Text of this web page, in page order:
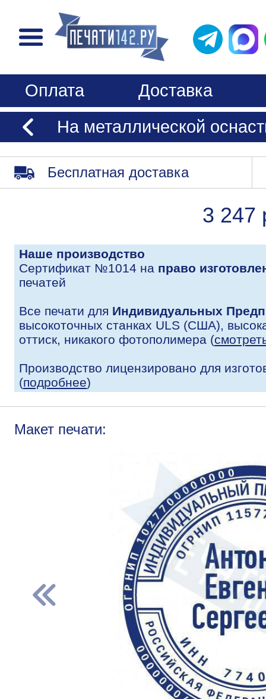
Оплата
Доставка
На металлической
Бесплатная доставка
3 247
Наше производство
Сертификат №1014 на право
печатей
Все печати для Индивидуальных
высокоточных станках ULS (США),
оттиск, никакого фотополимера (
Производство лицензировано для
(подробнее)
Макет печати: